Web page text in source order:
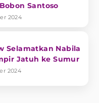
Santoso
2024
Selamatkan Nabila
Jatuh ke Sumur
2024